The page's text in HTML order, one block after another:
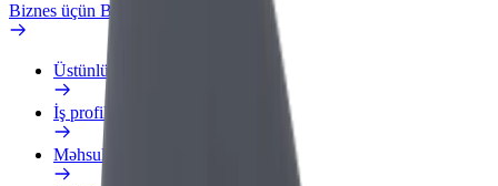
Biznes üçün Bolt
Üstünlüklər
İş profili
Məhsullar